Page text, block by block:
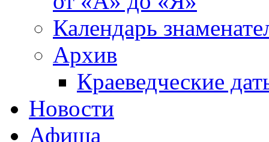
Календарь
Архив
Краеведческие
Новости
Афиша